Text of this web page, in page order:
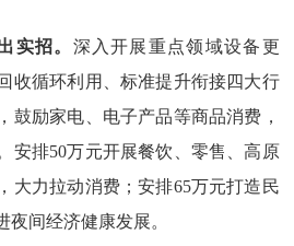
实招。 深入开展重点领域设备更
收循环利用、标准提升衔接四大行
鼓励家电、电子产品等商品消费，
安排50万元开展餐饮、零售、高原
大力拉动消费；安排65万元打造民
间经济健康发展。